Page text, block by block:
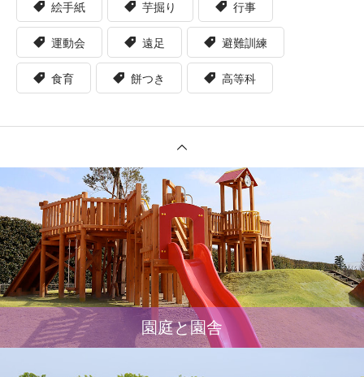
絵手紙 芋掘り 行事
運動会 遠足 避難訓練
食育 餅つき 高等科
園庭と園舎